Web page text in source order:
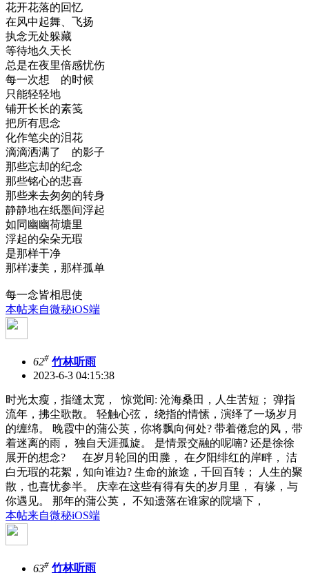
花开花落的回忆
在风中起舞、飞扬
执念无处躲藏
等待地久天长
总是在夜里倍感忧伤
每一次想 的时候
只能轻轻地
铺开长长的素笺
把所有思念
化作笔尖的泪花
滴滴洒满了 的影子
那些忘却的纪念
那些铭心的悲喜
那些来去匆匆的转身
静静地在纸墨间浮起
如同幽幽荷塘里
浮起的朵朵无瑕
是那样干净
那样凄美，那样孤单
每一念皆相思使
本帖来自微秘iOS端
62# 竹林听雨
2023-6-3 04:15:38
时光太瘦，指缝太宽， 惊觉间: 沧海桑田，人生苦短； 弹指
流年，拂尘歌散。 轻触心弦， 绕指的情愫，演绎了一场岁月
的缠绵。 晚霞中的蒲公英，你将飘向何处? 带着倦怠的风，带
着迷离的雨， 独自天涯孤旋。 是情景交融的呢喃? 还是徐徐
展开的想念? 在岁月轮回的田塍， 在夕阳绯红的岸畔， 洁
白无瑕的花絮，知向谁边? 生命的旅途，千回百转； 人生的聚
散，也喜忧参半。 庆幸在这些有得有失的岁月里， 有缘，与
你遇见。 那年的蒲公英， 不知遗落在谁家的院墙下，
本帖来自微秘iOS端
63# 竹林听雨